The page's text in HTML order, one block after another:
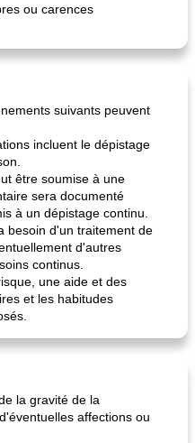
ou carences
suivants peuvent
incluent le dépistage
être soumise à une
sera documenté
à un dépistage continu.
besoin d'un traitement de
d'autres
continus.
une aide et des
et les habitudes
la gravité de la
affections ou